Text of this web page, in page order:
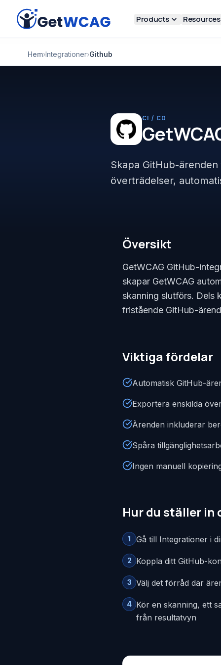
Products Resources
Hem›Integrationer›Github
CI / CD
Skapa GitHub-
överträdelser,
Översikt
GetWCAG GitHub-
skapar GetWCAG
skanning slutförs. Dels
fristående GitHub-
Viktiga fördelar
Automatisk GitHub-
Exportera enskilda
Ärenden inkluderar
Spåra
Ingen manuell
Hur du ställer in
1 Gå till Integrationer i
2 Koppla ditt GitHub-
3 Välj det förråd där
4 Kör en skanning, ett
från resultatvyn